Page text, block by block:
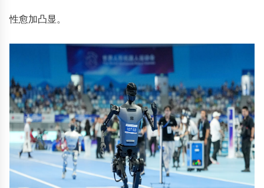
性愈加凸显。